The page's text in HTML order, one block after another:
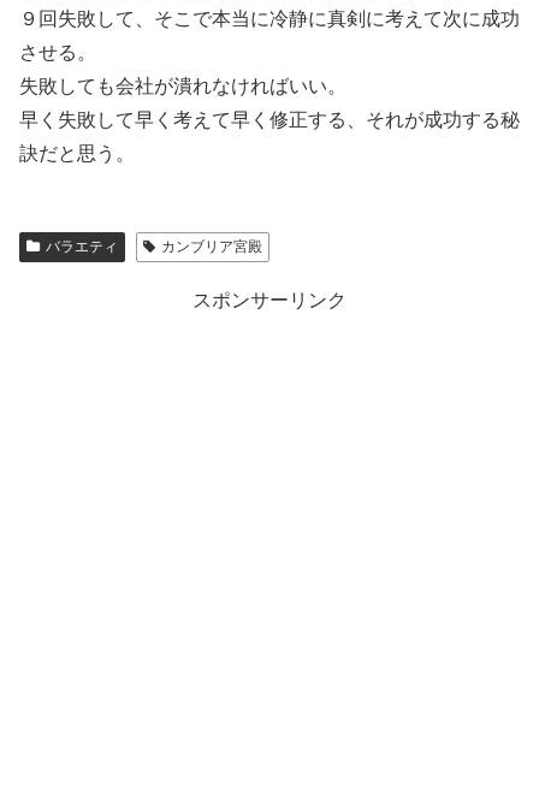
９回失敗して、そこで本当に冷静に真剣に考えて次に成功
させる。
失敗しても会社が潰れなければいい。
早く失敗して早く考えて早く修正する、それが成功する秘
訣だと思う。
バラエティ カンブリア宮殿
スポンサーリンク